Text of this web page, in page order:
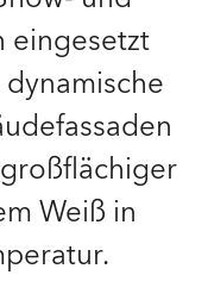
eingesetzt
Weiß in